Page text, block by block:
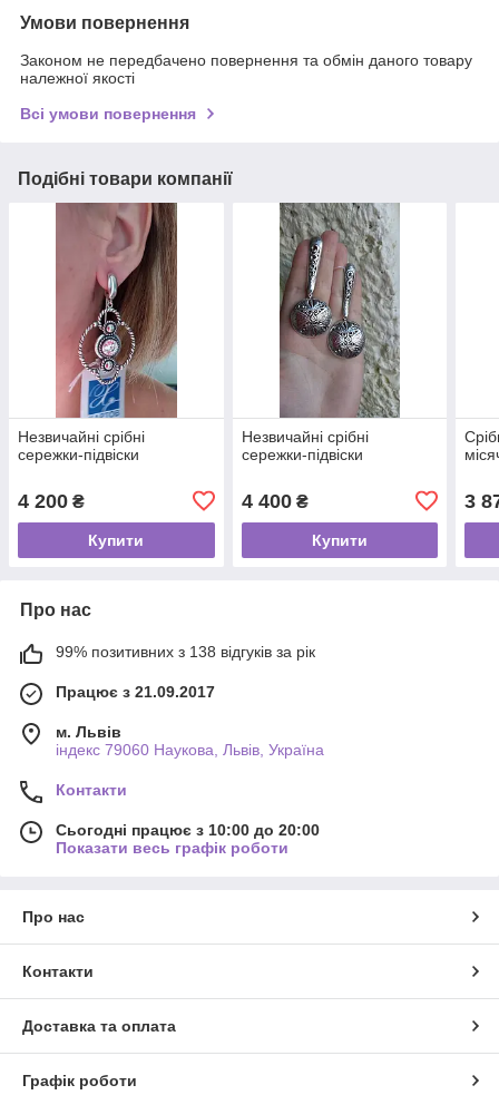
Умови повернення
Законом не передбачено повернення та обмін даного товару
належної якості
Всі умови повернення
Подібні товари компанії
Незвичайні срібні
сережки-підвіски
4 200 ₴
Купити
Незвичайні срібні
сережки-підвіски
4 400₴
Купити
3
Про нас
99% позитивних з 138 відгуків за рік
Працює з 21.09.2017
м. Львів
індекс 79060 Наукова, Львів, Україна
Контакти
Сьогодні працює з 10:00 до 20:00
Показати весь графік роботи
Про нас
Контакти
Доставка та оплата
Графік роботи